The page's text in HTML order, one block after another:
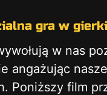
gra w
w nas
angażując
Poniższy film